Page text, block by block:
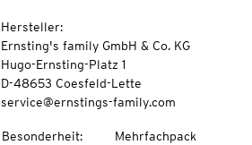
Hersteller:
Ernsting's family GmbH & Co. KG
Hugo-Ernsting-Platz 1
D-48653 Coesfeld-Lette
service@ernstings-family.com
Besonderheit:
Mehrfachpack